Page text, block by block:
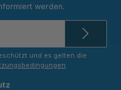
werden.
und es gelten die
.